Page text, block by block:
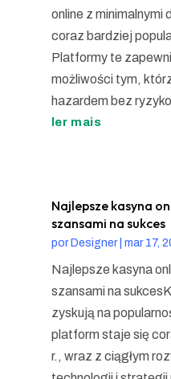
online z
coraz bardziej
Platformy te
możliwości tym,
hazardem bez
ler mais
Najlepsze kasyna
szansami na sukces
por Designer| mar 17,
Najlepsze kasyna
szansami na
zyskują na
platform staje się
r., wraz z ciągłym